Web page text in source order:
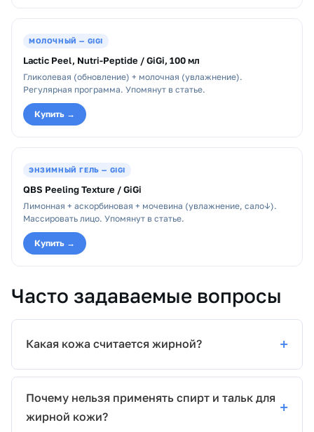
МОЛОЧНЫЙ — GIGI
Lactic Peel, Nutri-Peptide / GiGi, 100 мл
Гликолевая (обновление) + молочная (увлажнение).
Регулярная программа. Упомянут в статье.
Купить →
ЭНЗИМНЫЙ ГЕЛЬ — GIGI
QBS Peeling Texture / GiGi
Лимонная + аскорбиновая + мочевина (увлажнение, сало↓).
Массировать лицо. Упомянут в статье.
Купить →
Часто задаваемые вопросы
Какая кожа считается жирной?
Почему нельзя применять спирт и тальк для
жирной кожи?